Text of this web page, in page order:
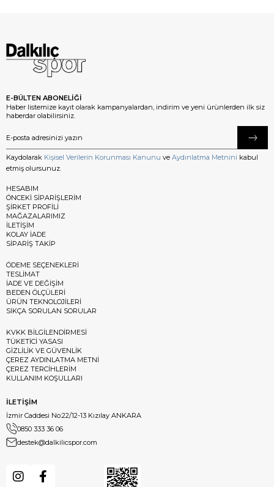
E-BÜLTEN ABONELİĞİ
Haber listemize kayıt olarak kampanyalardan, indirim ve yeni ürünlerden ilk siz
haberdar olabilirsiniz.
Kaydolarak Kişisel Verilerin Korunması Kanunu ve Aydınlatma Metnini kabul
etmiş olursunuz.
HESABIM
ÖNCEKİ SİPARİŞLERİM
ŞİRKET PROFİLİ
MAĞAZALARIMIZ
İLETİŞİM
KOLAY İADE
SİPARİŞ TAKİP
ÖDEME SEÇENEKLERİ
TESLİMAT
İADE VE DEĞİŞİM
BEDEN ÖLÇÜLERİ
ÜRÜN TEKNOLOJİLERİ
SIKÇA SORULAN SORULAR
KVKK BİLGİLENDİRMESİ
TÜKETİCİ YASASI
GİZLİLİK VE GÜVENLİK
ÇEREZ AYDINLATMA METNİ
ÇEREZ TERCİHLERİM
KULLANIM KOŞULLARI
İLETİŞİM
İzmir Caddesi No:22/12-13 Kızılay ANKARA
0850 333 36 06
destek@dalkilicspor.com